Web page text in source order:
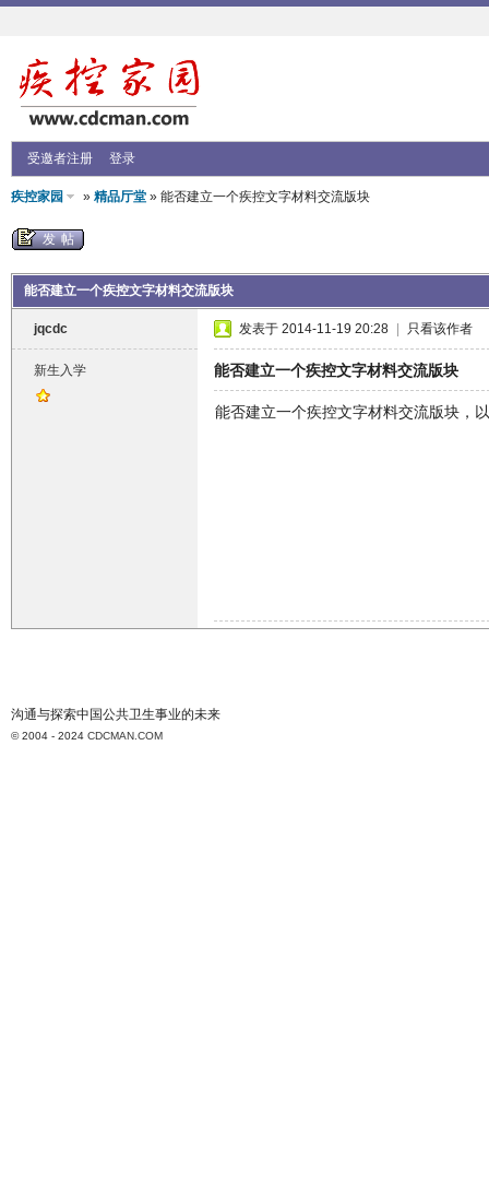
受邀者注册 登录
疾控家园 » 精品厅堂» 能否建立一个疾控文字材料交流版块
发帖
能否建立一个疾控文字材料交流版块
jqcdc
新生入学
发表于 2014-11-19 20:28 只看该作者
能否建立一个疾控文字材料交流版块
能否建立一个疾控文字材料交流版块，
沟通与探索中国公共卫生事业的未来
© 2004 - 2024 CDCMAN.COM